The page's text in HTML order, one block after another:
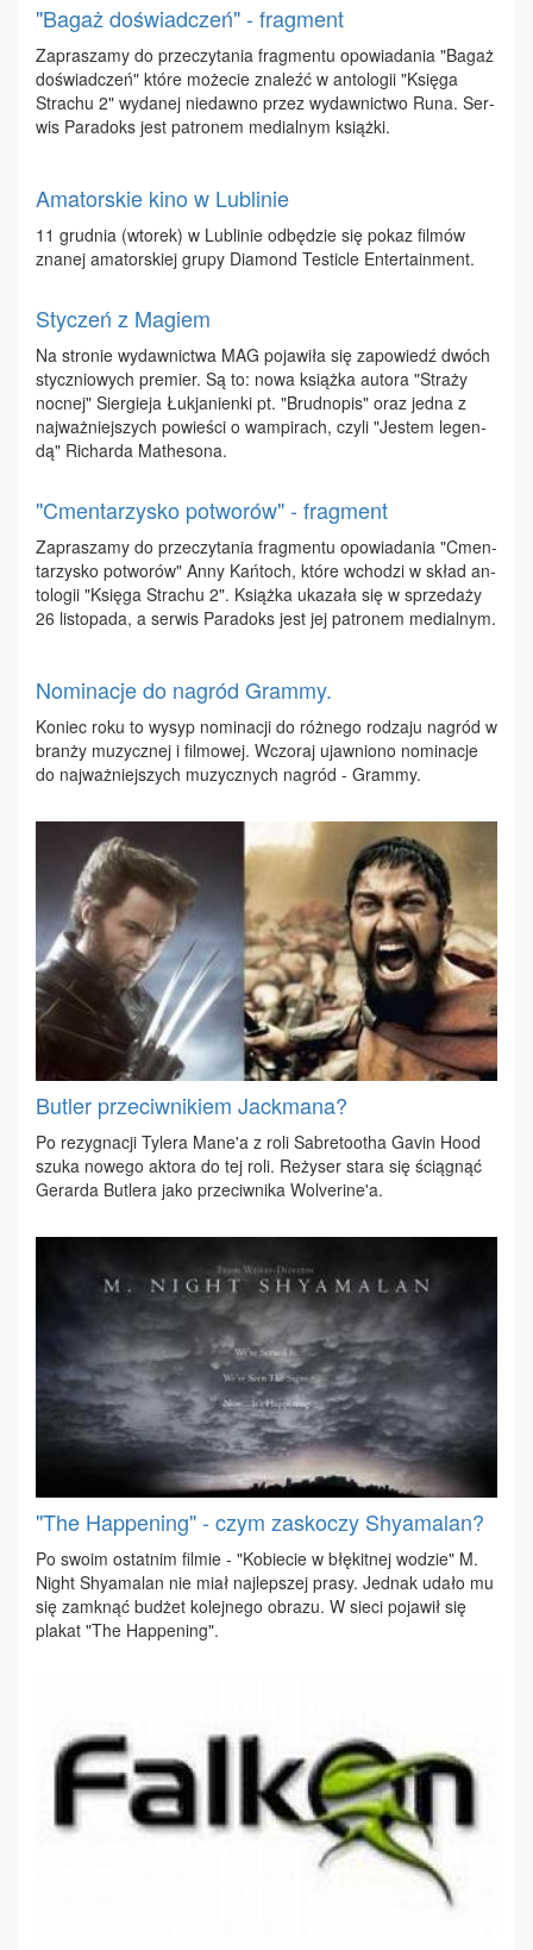
"Bagaż doświadczeń" - fragment
Za­pra­sza­my do prze­czy­ta­nia frag­men­tu opo­wia­da­nia "Ba­gaż
do­świad­czeń" któ­re mo­że­cie zna­leźć w an­to­lo­gii "Księ­ga
Stra­chu 2" wy­da­nej nie­daw­no przez wy­daw­nic­two Ru­na. Ser­
wis Pa­ra­doks jest pa­tro­nem me­dial­nym książ­ki.
Amatorskie kino w Lublinie
11 grud­nia (wto­rek) w Lu­bli­nie od­bę­dzie się po­kaz fil­mów
zna­nej ama­tor­skiej gru­py Dia­mond Te­stic­le En­ter­ta­in­ment.
Styczeń z Magiem
Na stro­nie wy­daw­nic­twa MAG po­ja­wi­ła się za­po­wiedź dwóch
stycz­nio­wych pre­mier. Są to: no­wa książ­ka au­to­ra "Stra­ży
noc­nej" Sier­gie­ja Łu­kja­nien­ki pt. "Brud­no­pis" oraz jed­na z
naj­waż­niej­szych po­wie­ści o wam­pi­rach, czy­li "Je­stem le­gen­
dą" Ri­char­da Ma­the­so­na.
"Cmentarzysko potworów" - fragment
Za­pra­sza­my do prze­czy­ta­nia frag­men­tu opo­wia­da­nia "Cmen­
ta­rzy­sko po­two­rów" An­ny Kań­toch, któ­re wcho­dzi w skład an­
to­lo­gii "Księ­ga Stra­chu 2". Książ­ka uka­za­ła się w sprze­da­ży
26 li­sto­pa­da, a ser­wis Pa­ra­doks jest jej pa­tro­nem me­dial­nym.
Nominacje do nagród Grammy.
Ko­niec ro­ku to wy­syp no­mi­na­cji do róż­ne­go ro­dza­ju na­gród w
bran­ży mu­zycz­nej i fil­mo­wej. Wczo­raj ujaw­nio­no no­mi­na­cje
do naj­waż­niej­szych mu­zycz­nych na­gród - Gram­my.
Butler przeciwnikiem Jackmana?
Po re­zy­gna­cji Ty­le­ra Ma­ne'a z ro­li Sa­bre­to­otha Ga­vin Ho­od
szu­ka no­we­go ak­to­ra do tej ro­li. Re­ży­ser sta­ra się ścią­gnąć
Ge­rar­da Bu­tle­ra ja­ko prze­ciw­ni­ka Wo­lve­ri­ne'a.
"The Happening" - czym zaskoczy Shyamalan?
Po swo­im ostat­nim fil­mie - "Ko­bie­cie w błę­kit­nej wo­dzie" M.
Ni­ght Shy­ama­lan nie miał naj­lep­szej pra­sy. Jed­nak uda­ło mu
się za­mknąć bu­dżet ko­lej­ne­go ob­ra­zu. W sie­ci po­ja­wił się
pla­kat "The Hap­pe­ning".